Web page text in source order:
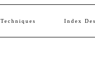
Techniques Index